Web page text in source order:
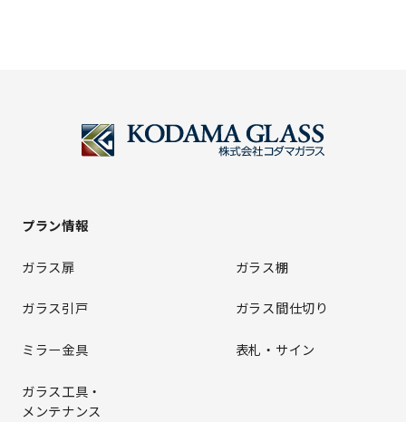
プラン情報
ガラス扉 ガラス棚
ガラス引戸 ガラス間仕切り
ミラー金具 表札・サイン
ガラス工具・
メンテナンス